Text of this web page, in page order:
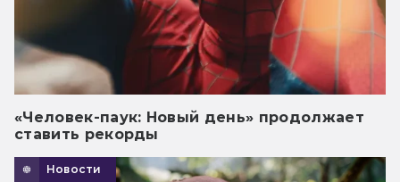
«Человек-паук: Новый день» продолжает
ставить рекорды
Новости